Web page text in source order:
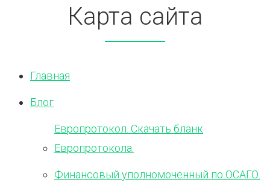
Услуги автоюриста
О компании
Карта сайта
Главная
Блог
Европротокол. Скачать бланк
Европротокола.
Финансовый уполномоченный по ОСАГО.